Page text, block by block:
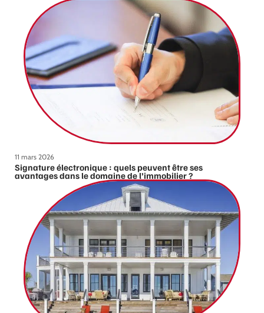
11 mars 2026
Signature électronique : quels peuvent être ses
avantages dans le domaine de l’immobilier ?